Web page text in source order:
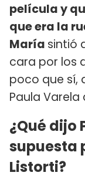
película y
que era la
María sintió
cara por los
poco que sí,
Paula
¿Qué dijo
supuesta
Listorti?